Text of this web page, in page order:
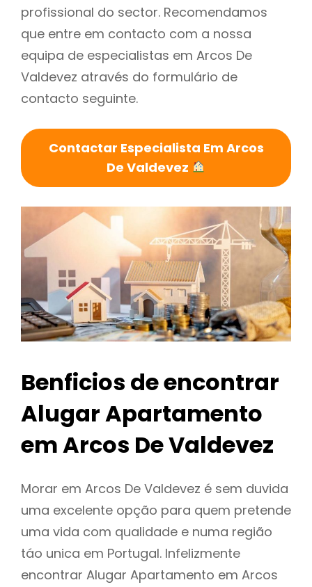
profissional do sector. Recomendamos
que entre em contacto com a nossa
equipa de especialistas em Arcos De
Valdevez através do formulário de
contacto seguinte.
Contactar Especialista Em Arcos
De Valdevez
Benficios de encontrar
Alugar Apartamento
em Arcos De Valdevez
Morar em Arcos De Valdevez é sem duvida
uma excelente opção para quem pretende
uma vida com qualidade e numa região
táo unica em Portugal. Infelizmente
encontrar Alugar Apartamento em Arcos